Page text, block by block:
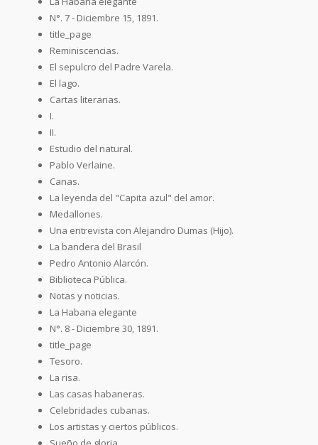
N°. 7 - Diciembre 15, 1891.
title_page
Reminiscencias.
El sepulcro del Padre Varela.
El lago.
Cartas literarias.
I.
II.
Estudio del natural.
Pablo Verlaine.
Canas.
La leyenda del "Capita azul" del amor.
Medallones.
Una entrevista con Alejandro Dumas (Hijo).
La bandera del Brasil
Pedro Antonio Alarcón.
Biblioteca Pública.
Notas y noticias.
La Habana elegante
N°. 8 - Diciembre 30, 1891.
title_page
Tesoro.
La risa.
Las casas habaneras.
Celebridades cubanas.
Los artistas y ciertos públicos.